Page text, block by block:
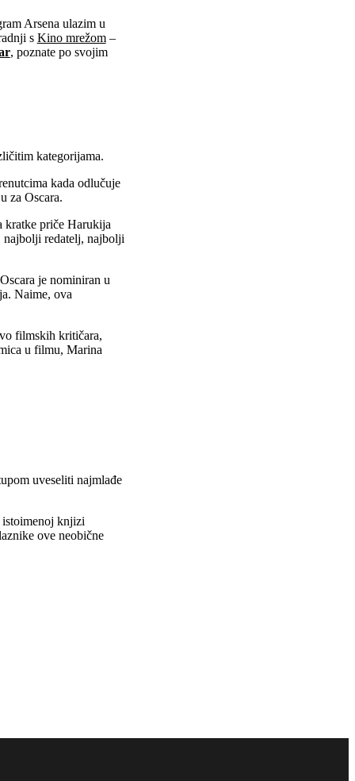
Arsena ulazim u
s Kino mrežom–
, poznate po svojim
kategorijama.
kada odlučuje
za Oscara.
kratke priče Harukija
najbolji redatelj, najbolji
je nominiran u
Naime, ova
filmskih kritičara,
u filmu, Marina
uveseliti najmlađe
istoimenoj knjizi
ove neobične